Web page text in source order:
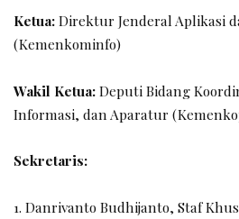
Ketua:Direktur Jenderal Aplikasi
(Kemenkominfo)
Wakil Ketua:Deputi Bidang
Informasi, dan Aparatur
Sekretaris:
1. Danrivanto Budhijanto, Staf